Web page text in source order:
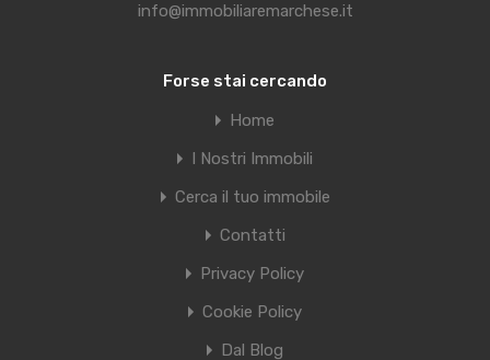
info@immobiliaremarchese.it
Forse stai cercando
Home
I Nostri Immobili
Cerca il tuo immobile
Contatti
Privacy Policy
Cookie Policy
Dal Blog